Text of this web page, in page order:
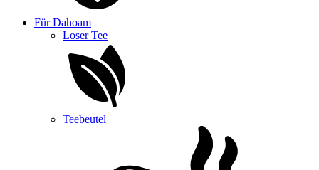
Für Dahoam
Loser Tee
Teebeutel